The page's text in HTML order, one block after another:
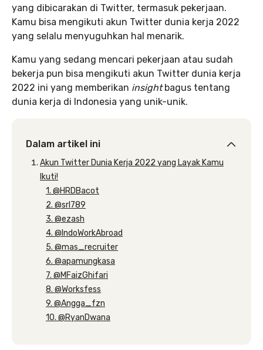
yang dibicarakan di Twitter, termasuk pekerjaan.
Kamu bisa mengikuti akun Twitter dunia kerja 2022
yang selalu menyuguhkan hal menarik.
Kamu yang sedang mencari pekerjaan atau sudah
bekerja pun bisa mengikuti akun Twitter dunia kerja
2022 ini yang memberikan insightbagus tentang
dunia kerja di Indonesia yang unik-unik.
Dalam artikel ini
Akun Twitter Dunia Kerja 2022 yang Layak Kamu
Ikuti!
1. @HRDBacot
2. @srl789
3. @ezash
4. @IndoWorkAbroad
5. @mas_recruiter
6. @apamungkasa
7. @MFaizGhifari
8. @Worksfess
9. @Angga_fzn
10. @RyanDwana